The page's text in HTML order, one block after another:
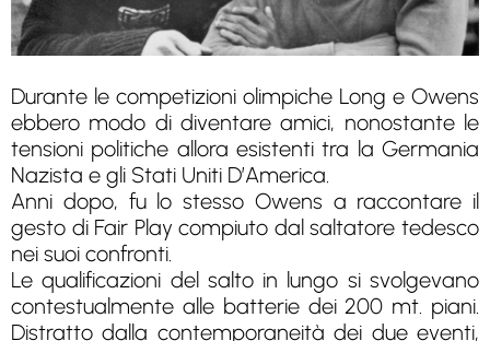
Durante le competizioni olimpiche Long e Owens
ebbero modo di diventare amici, nonostante le
tensioni politiche allora esistenti tra la Germania
Nazista e gli Stati Uniti D’America.
Anni dopo, fu lo stesso Owens a raccontare il
gesto di Fair Play compiuto dal saltatore tedesco
nei suoi confronti.
Le qualificazioni del salto in lungo si svolgevano
contestualmente alle batterie dei 200 mt. piani.
Distratto dalla contemporaneità dei due eventi,